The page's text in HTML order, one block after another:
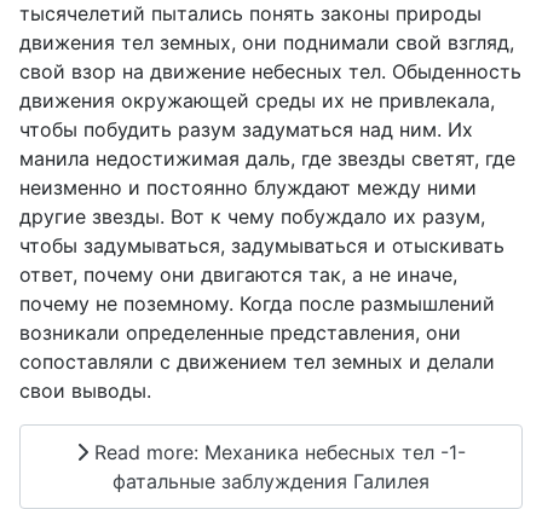
тысячелетий пытались понять законы природы
движения тел земных, они поднимали свой взгляд,
свой взор на движение небесных тел. Обыденность
движения окружающей среды их не привлекала,
чтобы побудить разум задуматься над ним. Их
манила недостижимая даль, где звезды светят, где
неизменно и постоянно блуждают между ними
другие звезды. Вот к чему побуждало их разум,
чтобы задумываться, задумываться и отыскивать
ответ, почему они двигаются так, а не иначе,
почему не поземному. Когда после размышлений
возникали определенные представления, они
сопоставляли с движением тел земных и делали
свои выводы.
Read more: Механика небесных тел -1-
фатальные заблуждения Галилея